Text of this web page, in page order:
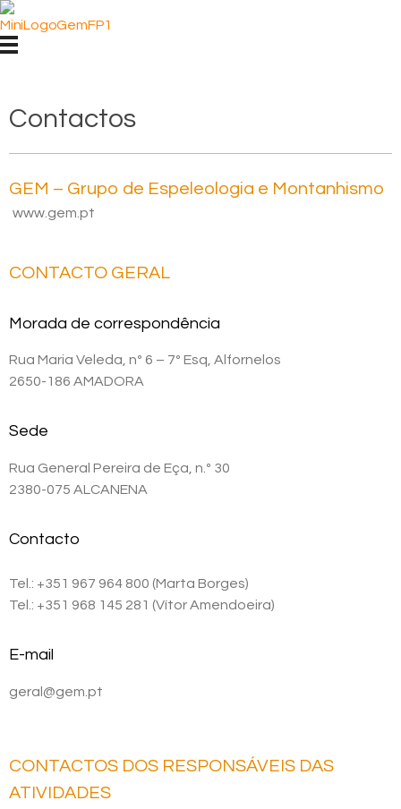
GEM - GRUPO DE ESPELEOLOGIA E MONTANHISMO
Grupo de Espeleologia e Montanhismo
Contactos
GEM – Grupo de Espeleologia e Montanhismo
www.gem.pt
CONTACTO GERAL
Morada de correspondência
Rua Maria Veleda, nº 6 – 7º Esq, Alfornelos
2650-186 AMADORA
Sede
Rua General Pereira de Eça, n.º 30
2380-075 ALCANENA
Contacto
Tel.: +351 967 964 800 (Marta Borges)
Tel.: +351 968 145 281 (Vítor Amendoeira)
E-mail
geral@gem.pt
CONTACTOS DOS RESPONSÁVEIS DAS
ATIVIDADES